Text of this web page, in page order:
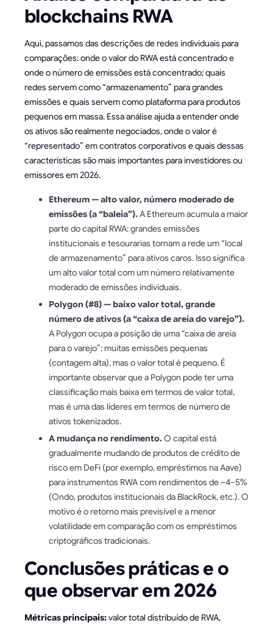
blockchains RWA
Aqui, passamos das descrições de redes individuais para
comparações: onde o valor do RWA está concentrado e
onde o número de emissões está concentrado; quais
redes servem como “armazenamento” para grandes
emissões e quais servem como plataforma para produtos
pequenos em massa. Essa análise ajuda a entender onde
os ativos são realmente negociados, onde o valor é
“representado” em contratos corporativos e quais dessas
características são mais importantes para investidores ou
emissores em 2026.
Ethereum — alto valor, número moderado de
emissões (a “baleia”).A Ethereum acumula a maior
parte do capital RWA: grandes emissões
institucionais e tesourarias tornam a rede um “local
de armazenamento” para ativos caros. Isso significa
um alto valor total com um número relativamente
moderado de emissões individuais.
Polygon (#8) — baixo valor total, grande
número de ativos (a “caixa de areia do varejo”).
A Polygon ocupa a posição de uma “caixa de areia
para o varejo”: muitas emissões pequenas
(contagem alta), mas o valor total é pequeno. É
importante observar que a Polygon pode ter uma
classificação mais baixa em termos de valor total,
mas é uma das líderes em termos de número de
ativos tokenizados.
A mudança no rendimento.O capital está
gradualmente mudando de produtos de crédito de
risco em DeFi (por exemplo, empréstimos na Aave)
para instrumentos RWA com rendimentos de ~4–5%
(Ondo, produtos institucionais da BlackRock, etc.). O
motivo é o retorno mais previsível e a menor
volatilidade em comparação com os empréstimos
criptográficos tradicionais.
Conclusões práticas e o
que observar em 2026
Métricas principais:valor total distribuído de RWA,